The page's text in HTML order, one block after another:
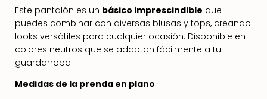
Este pantalón es un básico imprescindible que
puedes combinar con diversas blusas y tops, creando
looks versátiles para cualquier ocasión. Disponible en
colores neutros que se adaptan fácilmente a tu
guardarropa.
Medidas de la prenda en plano: